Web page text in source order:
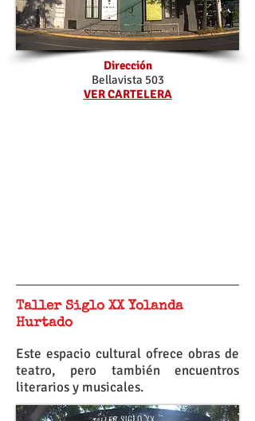
Dirección
Bellavista 503
VER CARTELERA
Taller Siglo XX Yolanda
Hurtado
Este espacio cultural ofrece obras de
teatro, pero también encuentros
literarios y musicales.